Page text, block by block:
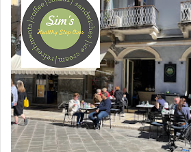
Μενεγάτου, Διονύσης
ανήκει στη Σοσιαλιστική
Μητρόπουλου),Θεόδωρος Βγενής,
ΜελισσίωνΜπάμπης Τζάκης
καθηγητής στο Πάντειο και
ΠαναγιωτοπούλουκαιΑνδρέας
Αντίστοιχα, στο γραφείο της
Ανεργίας, Ουρανίας